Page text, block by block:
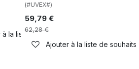
la liste de souhaits
(#UVEX#)
59,79€
62,28€
Ajouter à la liste de souhaits